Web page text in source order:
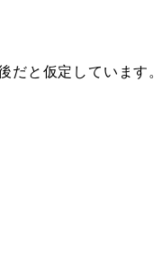
だと仮定しています。